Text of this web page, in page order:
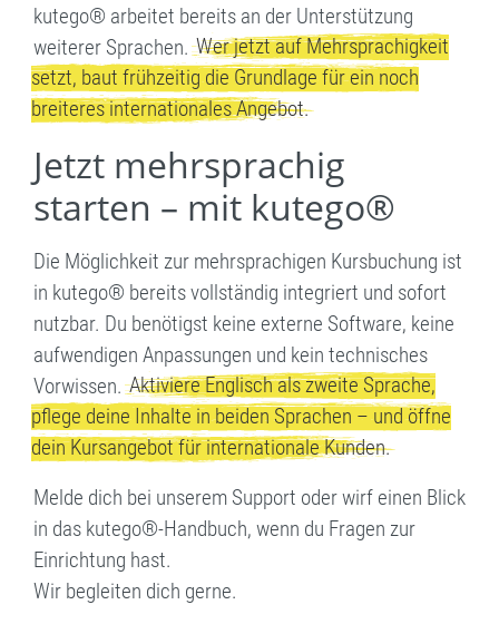
kutego® arbeitet bereits an der Unterstützung
weiterer Sprachen.Wer jetzt auf Mehrsprachigkeit
setzt, baut frühzeitig die Grundlage für ein noch
breiteres internationales Angebot.
Jetzt mehrsprachig
starten – mit kutego®
Die Möglichkeit zur mehrsprachigen Kursbuchung ist
in kutego® bereits vollständig integriert und sofort
nutzbar. Du benötigst keine externe Software, keine
aufwendigen Anpassungen und kein technisches
Vorwissen.Aktiviere Englisch als zweite Sprache,
pflege deine Inhalte in beiden Sprachen – und öffne
dein Kursangebot für internationale Kunden.
Melde dich bei unserem Support oder wirf einen Blick
in das kutego®-Handbuch, wenn du Fragen zur
Einrichtung hast.
Wir begleiten dich gerne.